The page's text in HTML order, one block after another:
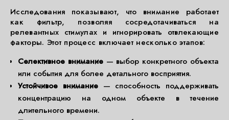
Исследования показывают, что внимание работает
как фильтр, позволяя сосредотачиваться на
релевантных стимулах и игнорировать отвлекающие
факторы. Этот процесс включает несколько этапов:
Селективное внимание— выбор конкретного объекта
или события для более детального восприятия.
Устойчивое внимание— способность поддерживать
концентрацию на одном объекте в течение
длительного времени.